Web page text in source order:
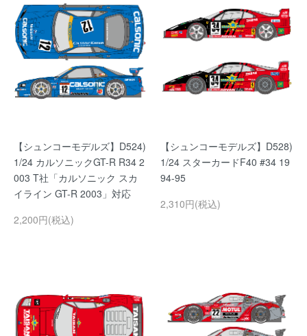
【シュンコーモデルズ】D524)
1/24 カルソニックGT-R R34 2
003 T社「カルソニック スカ
イライン GT-R 2003」対応
2,200円(税込)
【シュンコーモデルズ】D528)
1/24 スターカードF40 #34 19
94-95
2,310円(税込)